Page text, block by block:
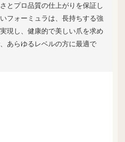
とプロ品質の仕上がりを保証し
フォーミュラは、長持ちする強
現し、健康的で美しい爪を求め
あらゆるレベルの方に最適で